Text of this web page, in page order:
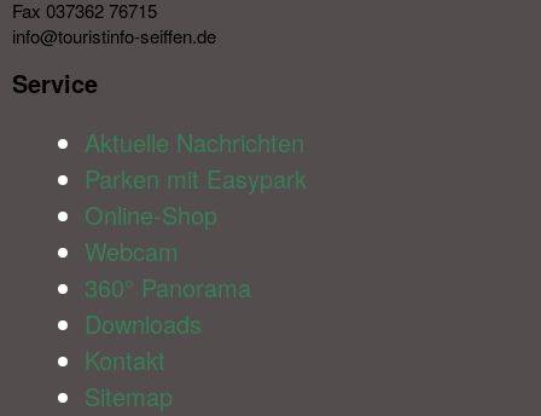
Fax 037362 76715
info@touristinfo-seiffen.de
Service​
Aktuelle Nachrichten
Parken mit Easypark
Online-Shop
Webcam
360° Panorama
Downloads
Kontakt
Sitemap